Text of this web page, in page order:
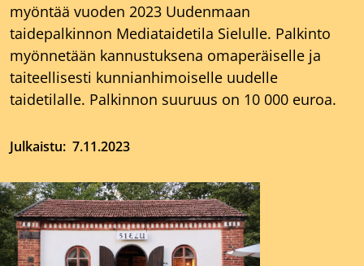
myöntää vuoden 2023 Uudenmaan
taidepalkinnon Mediataidetila Sielulle. Palkinto
myönnetään kannustuksena omaperäiselle ja
taiteellisesti kunnianhimoiselle uudelle
taidetilalle. Palkinnon suuruus on 10 000 euroa.
Julkaistu 7.11.2023